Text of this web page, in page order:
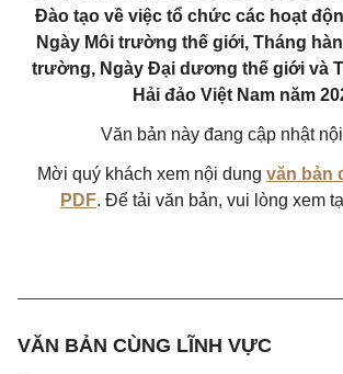
Đào tạo về việc tổ chức các hoạt
Ngày Môi trường thế giới, Tháng
trường, Ngày Đại dương thế giới và
Hải đảo Việt Nam năm
Văn bản này đang cập nhật
Mời quý khách xem nội dung văn bản
PDF. Để tải văn bản, vui lòng xem
VĂN BẢN CÙNG LĨNH VỰC